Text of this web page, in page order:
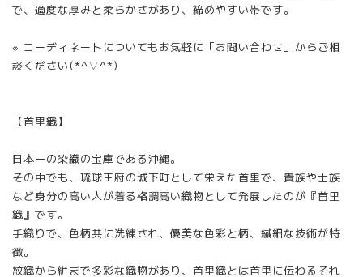
で、適度な厚みと柔らかさがあり、締めやすい帯です。
※ コーディネートについてもお気軽に「お問い合わせ」からご相
談ください(*^▽^*)
【首里織】
日本一の染織の宝庫である沖縄。
その中でも、琉球王府の城下町として栄えた首里で、貴族や士族
など身分の高い人が着る格調高い織物として発展したのが『首里
織』です。
手織りで、色柄共に洗練され、優美な色彩と柄、繊細な技術が特
徴。
紋織から絣まで多彩な織物があり、首里織とは首里に伝わるそれ